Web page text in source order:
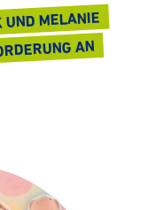
MELANIE
AN